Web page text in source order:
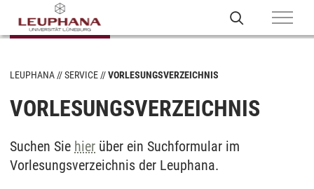
LEUPHANA SERVICE VORLESUNGSVERZEICHNIS
VORLESUNGSVERZEICHNIS
Suchen Sie hier über ein Suchformular im
Vorlesungsverzeichnis der Leuphana.